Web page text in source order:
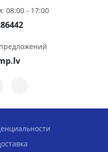
08:00 - 17:00